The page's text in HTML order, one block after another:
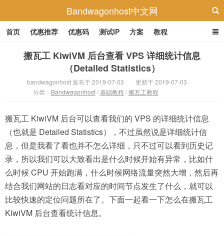
Bandwagonhost中文网
首页 优惠推荐 优惠码 测试IP 方案 教程
搬瓦工 KiwiVM 后台查看 VPS 详细统计信息
（Detailed Statistics）
bandwagonhost 发布于 2019-07-03
更新于 2019-07-03
分类： Bandwagonhost/基础教程 /搬瓦工教程
搬瓦工 KiwiVM 后台可以查看我们的 VPS 的详细统计信息
（也就是 Detailed Statistics），不过虽然说是详细统计信
息，但是我看了看也并不怎么详细，只不过可以看到历史记
录，所以我们可以大致看出是什么时候开始有异常，比如什
么时候 CPU 开始跑满，什么时候网络流量突然大增，然后再
结合我们网站的日志看对应的时间节点发生了什么，就可以
比较快速的定位问题所在了。下面一起看一下怎么在搬瓦工
KiwiVM 后台查看统计信息。